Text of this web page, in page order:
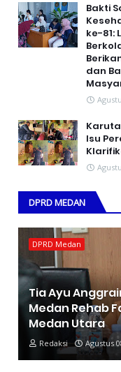
Bakti
ke-81:
dan
Isu
DPRD MEDAN
DPRD Medan
Tia Ayu
Medan Rehab
Medan Utara
Redaksi Agustus